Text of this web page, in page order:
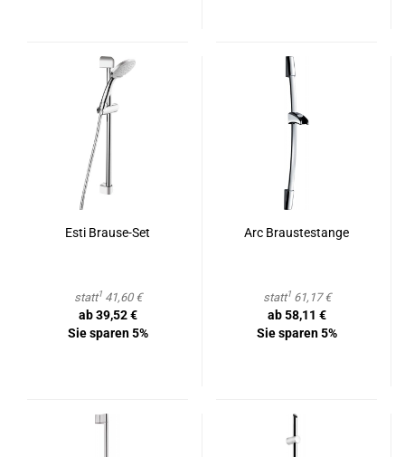
Esti Brause-​​Set
statt141,60 €
ab 39,52 €
Sie sparen 5%
Arc Braus­testan­ge
statt161,17 €
ab 58,11 €
Sie sparen 5%